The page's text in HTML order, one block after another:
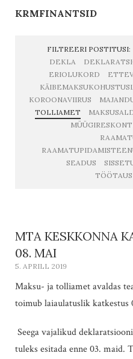
KRMFINANTSID
FILTREERI POSTITUSI:
DEKLA
ERIOLUKORD
KOROONAVIIRUS
TOLLIAMET
SEADUS
MTA KESKKONNA
08. MAI
5. APRILL 2019
Maksu- ja tolliamet avaldas
toimub laiaulatuslik katkestus
Seega vajalikud
tuleks esitada enne 03. maid.